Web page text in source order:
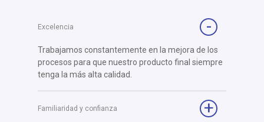
Excelencia
Trabajamos constantemente en la mejora de los
procesos para que nuestro producto final siempre
tenga la más alta calidad.
Familiaridad y confianza